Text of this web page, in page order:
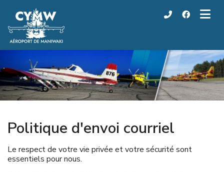
Politique d'envoi courriel
Le respect de votre vie privée et votre sécurité sont
essentiels pour nous.